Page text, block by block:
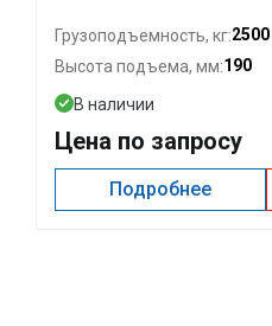
Грузоподъемность, кг:2500
Высота подъема, мм:190
В наличии
Цена по запросу
Подробнее